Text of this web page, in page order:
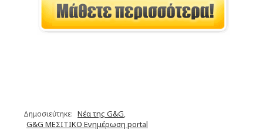
Δημοσιεύτηκε: Νέα της G&G,
G&G ΜΕΣΙΤΙΚΟ Ενημέρωση portal